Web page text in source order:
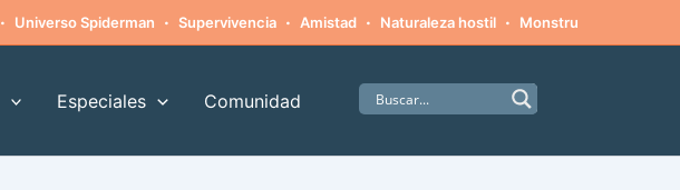
· Universo Spiderman · Supervivencia · Amistad · Naturaleza hostil · Monstruos
Especiales Comunidad